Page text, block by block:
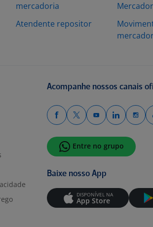
mercadoria
Atendente repositor
Acompanhe nossos canais
Entre no grupo
Baixe nosso App
DISPONÍVEL NA
App Store